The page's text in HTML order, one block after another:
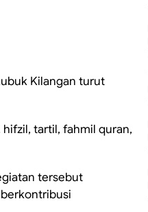
Kilangan turut
tartil, fahmil quran,
tersebut